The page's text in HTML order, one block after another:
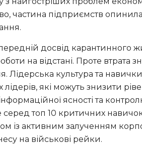
частина підприємств
досвід карантинного
на відстані. Проте втрата
Лідерська культура та
які можуть знизити
інформаційної ясності та
топ 10 критичних
із активним залученням
на військові рейки.